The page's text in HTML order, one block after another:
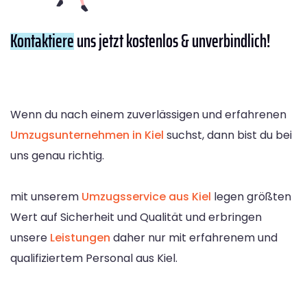
Kontaktiereuns jetzt kostenlos & unverbindlich!
Wenn du nach einem zuverlässigen und erfahrenen
Umzugsunternehmen in Kiel suchst, dann bist du bei
uns genau richtig.
mit unserem Umzugsservice aus Kiel legen größten
Wert auf Sicherheit und Qualität und erbringen
unsere Leistungen daher nur mit erfahrenem und
qualifiziertem Personal aus Kiel.